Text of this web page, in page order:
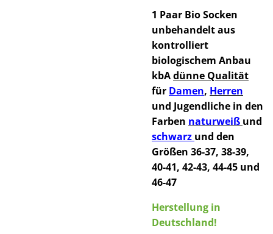
1 Paar Bio Socken
unbehandelt aus
kontrolliert
biologischem Anbau
kbAdünne Qualität
für Damen, Herren
und Jugendliche in den
Farben naturweiß und
schwarz und den
Größen 36-37, 38-39,
40-41, 42-43, 44-45 und
46-47
Herstellung in
Deutschland!